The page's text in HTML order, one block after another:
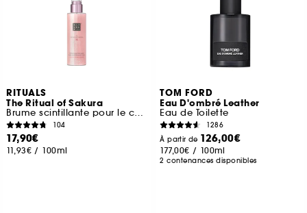
RITUALS
The Ritual of Sakura
Brume scintillante pour le corps
104
17,90€
11,93€ / 100ml
TOM FORD
Eau D'ombré Leather
Eau de Toilette
1286
À partir de 126,00€
177,00€ / 100ml
2 contenances disponibles